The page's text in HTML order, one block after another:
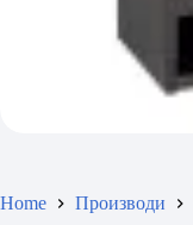
Home Производи